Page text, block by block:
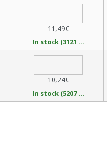
11,49€
In stock (3121 available)
10,24€
In stock (5207 available)